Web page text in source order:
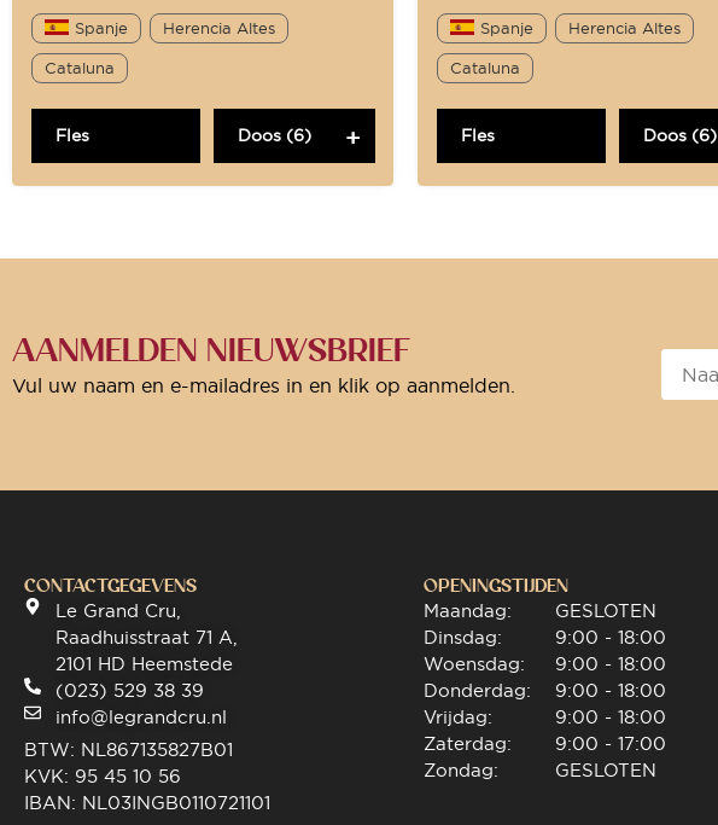
Spanje Herencia Altes
Cataluna
Fles Doos (6)
Spanje Herencia Altes
Cataluna
Fles Doos (6)
AANMELDEN NIEUWSBRIEF
Vul uw naam en e-mailadres in en klik op aanmelden.
CONTACTGEGEVENS
Le Grand Cru,
Raadhuisstraat 71 A,
2101 HD Heemstede
(023) 529 38 39
info@legrandcru.nl
BTW: NL867135827B01
KVK: 95 45 10 56
IBAN: NL03INGB0110721101
OPENINGSTIJDEN
Maandag:
Dinsdag:
Woensdag:
Donderdag:
Vrijdag:
Zaterdag:
Zondag:
GESLOTEN
9:00 - 18:00
9:00 - 18:00
9:00 - 18:00
9:00 - 18:00
9:00 - 17:00
GESLOTEN